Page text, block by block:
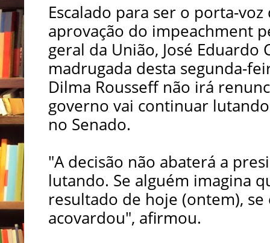
Escalado para ser o porta-
aprovação do impeachment
geral da União, José Eduardo
madrugada desta segunda-
Dilma Rousseff não irá
governo vai continuar
no Senado.
"A decisão não abaterá a
lutando. Se alguém imagina
resultado de hoje (ontem), se
acovardou", afirmou.